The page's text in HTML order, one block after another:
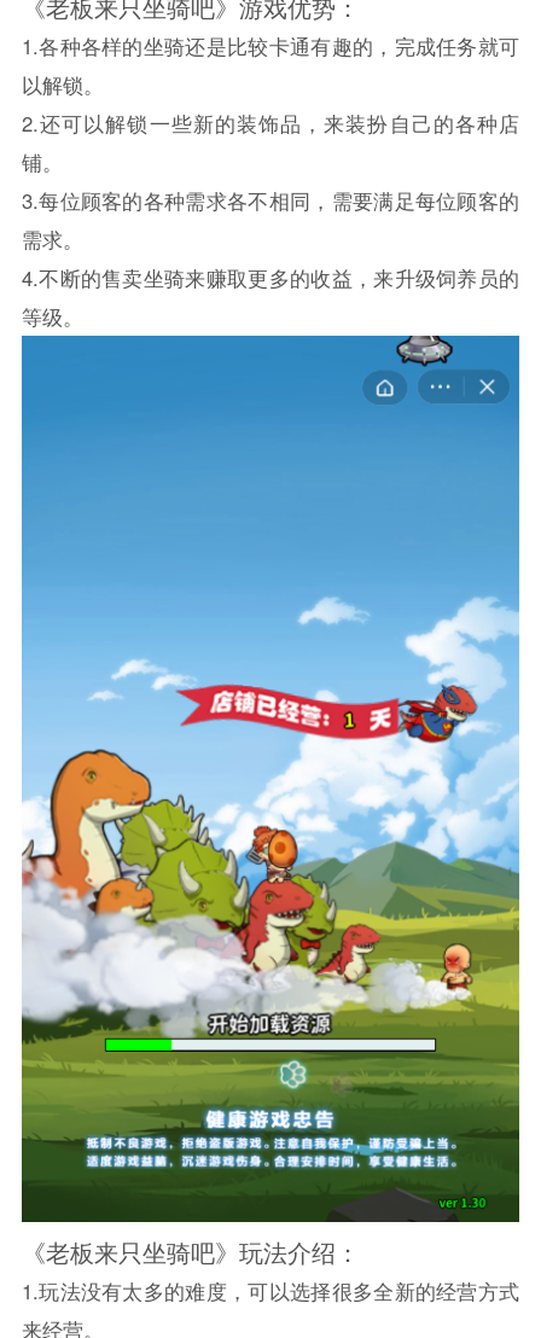
《老板来只坐骑吧》游戏优势：
1.各种各样的坐骑还是比较卡通有趣的，完成任务就可
以解锁。
2.还可以解锁一些新的装饰品，来装扮自己的各种店
铺。
3.每位顾客的各种需求各不相同，需要满足每位顾客的
需求。
4.不断的售卖坐骑来赚取更多的收益，来升级饲养员的
等级。
《老板来只坐骑吧》玩法介绍：
1.玩法没有太多的难度，可以选择很多全新的经营方式
来经营。